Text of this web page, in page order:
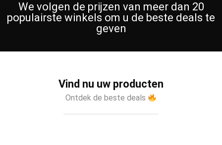
We volgen de prijzen van meer dan 20
populairste winkels om u de beste deals te
geven
Vind nu uw producten
Ontdek de beste deals